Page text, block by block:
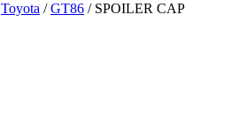
Toyota /GT86 / SPOILER CAP